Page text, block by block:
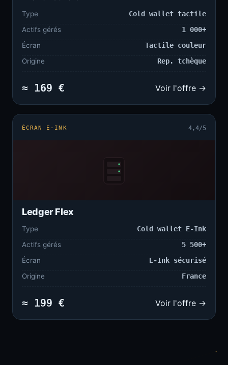
Type
Cold wallet tactile
Actifs gérés
1 000+
Écran
Tactile couleur
Origine
Rep. tchèque
≈ 169 € Voir l'offre →
ÉCRAN E-INK 4,4/5
Ledger Flex
Type
Cold wallet E-Ink
Actifs gérés
5 500+
Écran
E-Ink sécurisé
Origine
France
≈ 199 € Voir l'offre →